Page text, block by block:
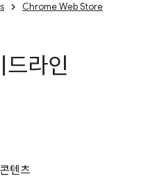
Chrome Web Store
드라인
텐츠